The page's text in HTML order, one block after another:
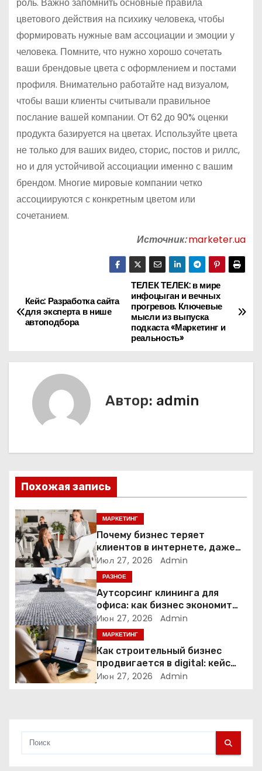
цветового действия на психику человека, чтобы
формировать нужные вам ассоциации и эмоции у
человека. Помните, что нужно хорошо сочетать
ваши брендовые цвета с оформлением и постами
профиля. Внимательно работайте над визуалом,
чтобы ваши клиенты считывали правильное
послание вашей компании. От 62 до 90% оценки
продукта базируется на цветах. Используйте цвета
не только для ваших видео, сторис, постов и риллс,
но и для устойчивой ассоциации именно с вашим
брендом. Многие мировые компании четко
ассоциируются с конкретным цветом или
сочетанием.
Источник: marketer.ua
Н
а
и
я
п
о
з
а
п
и
с
я
ТЕЛЕК ТЕЛЕК: в мире
инфоцыган и вечных
прогревов. Ключевые
мысли из выпуска
подкаста «Маркетинг и
реальность»
Кейс: Разработка сайта
для эксперта в нише
автоподбора
Автор: admin
Похожая запись
МАРКЕТИНГ
Почему бизнес теряет
клиентов в интернете, даже
если у него есть сайт
Июл 27, 2026 Admin
РАЗНОЕ
Аутсорсинг клининга для
офиса: как бизнес экономит
время и деньги на уборке
Июн 27, 2026 Admin
МАРКЕТИНГ
Как строительный бизнес
продвигается в digital: кейс
нишевых услуг
Июн 27, 2026 Admin